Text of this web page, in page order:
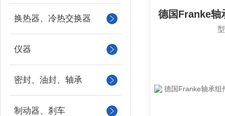
换热器、冷热交换器
仪器
密封、油封、轴承
制动器、刹车